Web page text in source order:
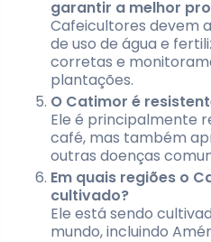
garantir a melhor
Cafeicultores devem
de uso de água e
corretas e
plantações.
O Catimor é
Ele é principalmente
café, mas também
outras doenças
Em quais regiões o
cultivado?
Ele está sendo
mundo, incluindo